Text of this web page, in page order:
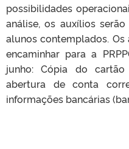
possibilidades
análise, os auxílios
alunos contemplados.
encaminhar para a
junho: Cópia do
abertura de conta
informações bancárias